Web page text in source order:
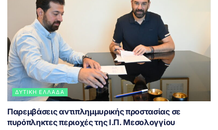
ΔΥΤΙΚΉ ΕΛΛΆΔΑ
Παρεμβάσεις αντιπλημμυρικής προστασίας σε
πυρόπληκτες περιοχές της Ι.Π. Μεσολογγίου